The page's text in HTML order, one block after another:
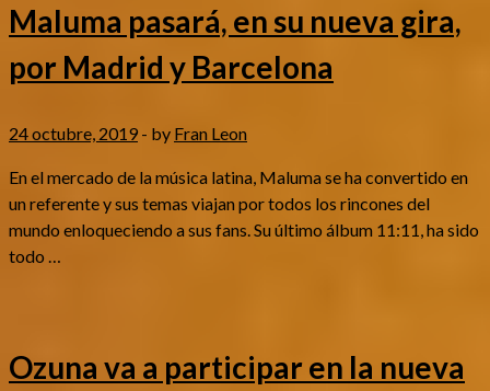
Maluma pasará, en su nueva gira,
por Madrid y Barcelona
24 octubre, 2019 - by Fran Leon
En el mercado de la música latina, Maluma se ha convertido en
un referente y sus temas viajan por todos los rincones del
mundo enloqueciendo a sus fans. Su último álbum 11:11, ha sido
todo …
Ozuna va a participar en la nueva